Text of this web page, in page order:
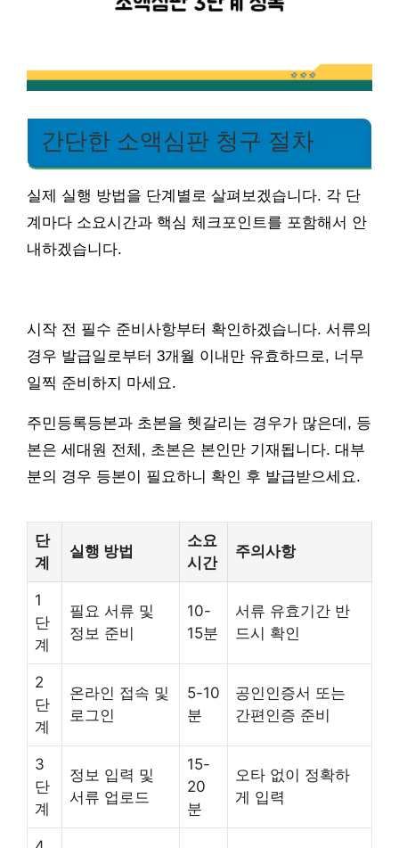
간단한 소액심판 청구 절차
실제 실행 방법을 단계별로 살펴보겠습니다. 각 단
계마다 소요시간과 핵심 체크포인트를 포함해서 안
내하겠습니다.
시작 전 필수 준비사항부터 확인하겠습니다. 서류의
경우 발급일로부터 3개월 이내만 유효하므로, 너무
일찍 준비하지 마세요.
주민등록등본과 초본을 헷갈리는 경우가 많은데, 등
본은 세대원 전체, 초본은 본인만 기재됩니다. 대부
분의 경우 등본이 필요하니 확인 후 발급받으세요.
단
계
실행 방법
소요
시간
주의사항
1
단
계
필요 서류 및
정보 준비
10-
15분
서류 유효기간 반
드시 확인
2
단
계
온라인 접속 및
로그인
5-10
분
공인인증서 또는
간편인증 준비
3
단
계
정보 입력 및
서류 업로드
15-
20
분
오타 없이 정확하
게 입력